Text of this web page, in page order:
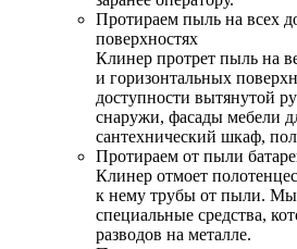
Протираем пыль на всех
поверхностях
Клинер протрет пыль на
и горизонтальных
доступности вытянутой
снаружи, фасады мебели
сантехнический шкаф,
Протираем от пыли
Клинер отмоет
к нему трубы от пыли. Мы
специальные средства,
разводов на металле.